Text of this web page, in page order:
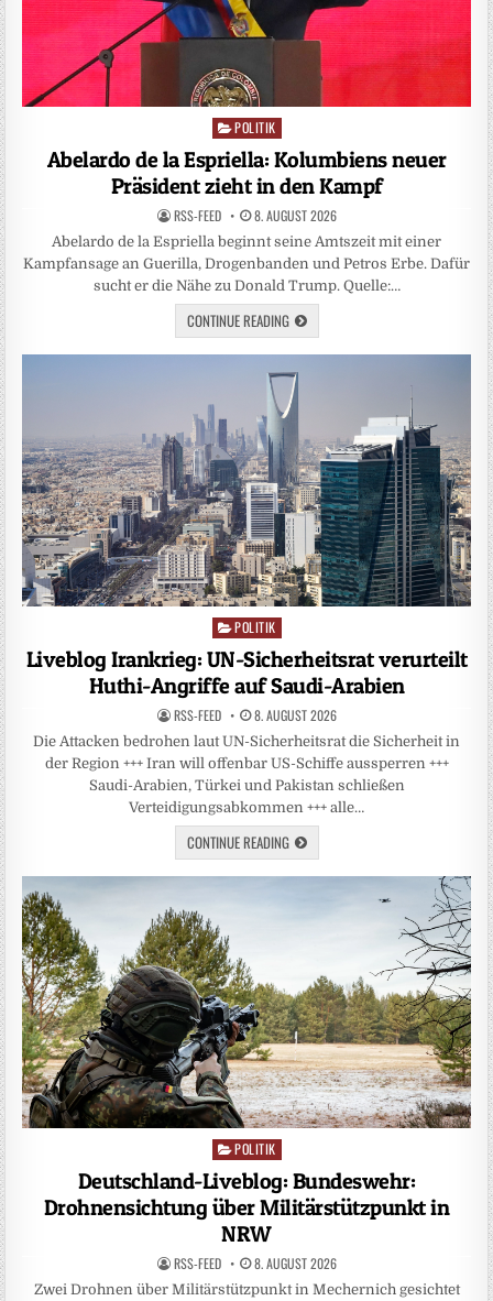
Posted
POLITIK
Abelardo de la Espriella: Kolumbiens neuer
Präsident zieht in den Kampf
RSS-FEED 8. AUGUST 2026
Abelardo de la Espriella beginnt seine Amtszeit mit einer
Kampfansage an Guerilla, Drogenbanden und Petros Erbe. Dafür
sucht er die Nähe zu Donald Trump. Quelle:…
CONTINUE READING
Posted
in
POLITIK
Liveblog Irankrieg: UN-Sicherheitsrat verurteilt
Huthi-Angriffe auf Saudi-Arabien
RSS-FEED 8. AUGUST 2026
Die Attacken bedrohen laut UN-Sicherheitsrat die Sicherheit in
der Region +++ Iran will offenbar US-Schiffe aussperren +++
Saudi-Arabien, Türkei und Pakistan schließen
Verteidigungsabkommen +++ alle…
CONTINUE READING
Posted
in
POLITIK
Deutschland-Liveblog: Bundeswehr:
Drohnensichtung über Militärstützpunkt in
NRW
RSS-FEED 8. AUGUST 2026
Zwei Drohnen über Militärstützpunkt in Mechernich gesichtet